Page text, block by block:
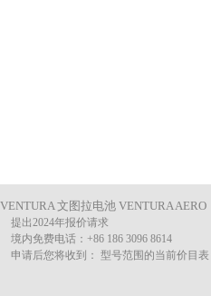
VENTURA 文图拉电池 VENTURA AERO
提出2024年报价请求
境内免费电话：+86 186 3096 8614
申请后您将收到： 型号范围的当前价目